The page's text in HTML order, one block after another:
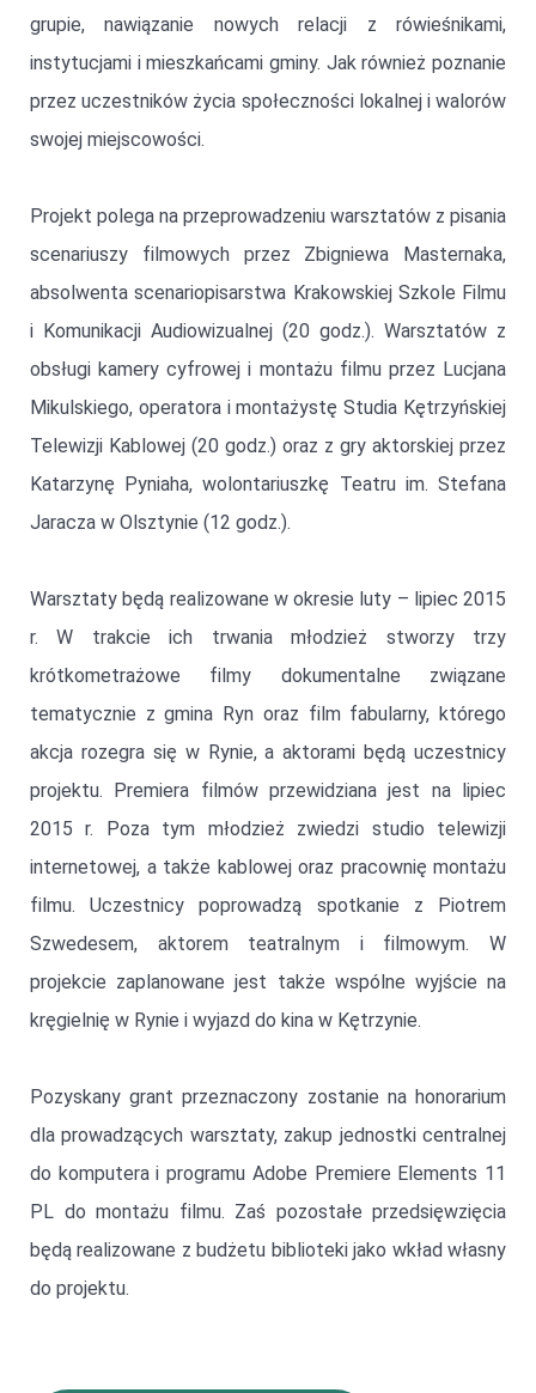
grupie, nawiązanie nowych relacji z rówieśnikami,
instytucjami i mieszkańcami gminy. Jak również poznanie
przez uczestników życia społeczności lokalnej i walorów
swojej miejscowości.
Projekt polega na przeprowadzeniu warsztatów z pisania
scenariuszy filmowych przez Zbigniewa Masternaka,
absolwenta scenariopisarstwa Krakowskiej Szkole Filmu
i Komunikacji Audiowizualnej (20 godz.). Warsztatów z
obsługi kamery cyfrowej i montażu filmu przez Lucjana
Mikulskiego, operatora i montażystę Studia Kętrzyńskiej
Telewizji Kablowej (20 godz.) oraz z gry aktorskiej przez
Katarzynę Pyniaha, wolontariuszkę Teatru im. Stefana
Jaracza w Olsztynie (12 godz.).
Warsztaty będą realizowane w okresie luty – lipiec 2015
r. W trakcie ich trwania młodzież stworzy trzy
krótkometrażowe filmy dokumentalne związane
tematycznie z gmina Ryn oraz film fabularny, którego
akcja rozegra się w Rynie, a aktorami będą uczestnicy
projektu. Premiera filmów przewidziana jest na lipiec
2015 r. Poza tym młodzież zwiedzi studio telewizji
internetowej, a także kablowej oraz pracownię montażu
filmu. Uczestnicy poprowadzą spotkanie z Piotrem
Szwedesem, aktorem teatralnym i filmowym. W
projekcie zaplanowane jest także wspólne wyjście na
kręgielnię w Rynie i wyjazd do kina w Kętrzynie.
Pozyskany grant przeznaczony zostanie na honorarium
dla prowadzących warsztaty, zakup jednostki centralnej
do komputera i programu Adobe Premiere Elements 11
PL do montażu filmu. Zaś pozostałe przedsięwzięcia
będą realizowane z budżetu biblioteki jako wkład własny
do projektu.